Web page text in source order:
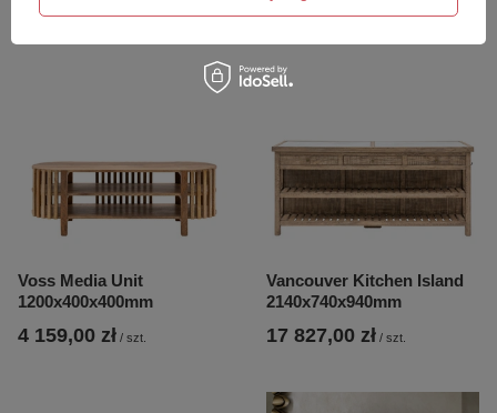
Voss Media Unit
1200x400x400mm
4 159,00 zł / szt.
Vancouver Kitchen Island
2140x740x940mm
17 827,00 zł / szt.